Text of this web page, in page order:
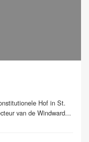
Hof in St.
van de Windward...